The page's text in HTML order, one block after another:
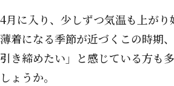
4月に入り、少しずつ気温も上がり
薄着になる季節が近づくこの時期
引き締めたい」と感じている方も
しょうか。